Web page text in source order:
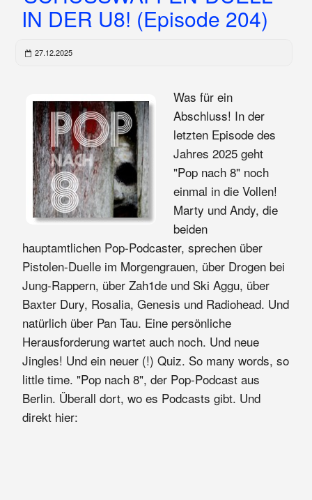
IN DER U8! (Episode 204)
27.12.2025
Was für ein
Abschluss! In der
letzten Episode des
Jahres 2025 geht
"Pop nach 8" noch
einmal in die Vollen!
Marty und Andy, die
beiden
hauptamtlichen Pop-Podcaster, sprechen über
Pistolen-Duelle im Morgengrauen, über Drogen bei
Jung-Rappern, über Zah1de und Ski Aggu, über
Baxter Dury, Rosalia, Genesis und Radiohead. Und
natürlich über Pan Tau. Eine persönliche
Herausforderung wartet auch noch. Und neue
Jingles! Und ein neuer (!) Quiz. So many words, so
little time. "Pop nach 8", der Pop-Podcast aus
Berlin. Überall dort, wo es Podcasts gibt. Und
direkt hier: